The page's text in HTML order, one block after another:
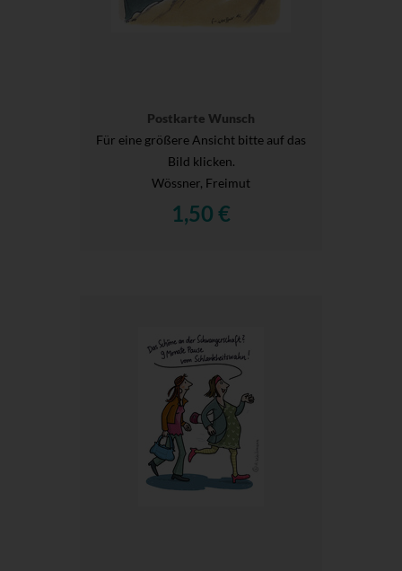
Postkarte Wunsch
Für eine größere Ansicht bitte auf das
Bild klicken.
Wössner, Freimut
1,50 €